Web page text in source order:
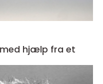
hjælp fra et